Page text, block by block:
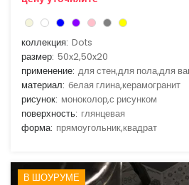
коллекция: Dots
размер: 50x2,50x20
применение: для стен,для пола,для
материал: белая глина,керамогранит
рисунок: моноколор,с рисунком
поверхность: глянцевая
форма: прямоугольник,квадрат
В ШОУРУМЕ